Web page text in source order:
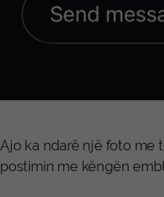
Ajo ka ndarë një foto me
postimin me këngën